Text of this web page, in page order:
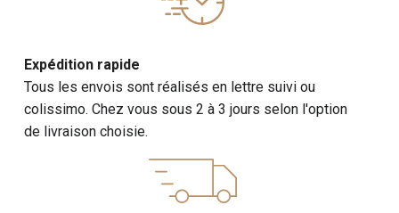
Expédition rapide
Tous les envois sont réalisés en lettre suivi ou
colissimo. Chez vous sous 2 à 3 jours selon l'option
de livraison choisie.